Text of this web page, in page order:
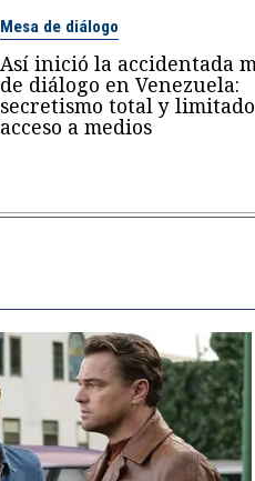
Mesa de diálogo
Así inició la accidentada
de diálogo en Venezuela:
secretismo total y limitado
acceso a medios